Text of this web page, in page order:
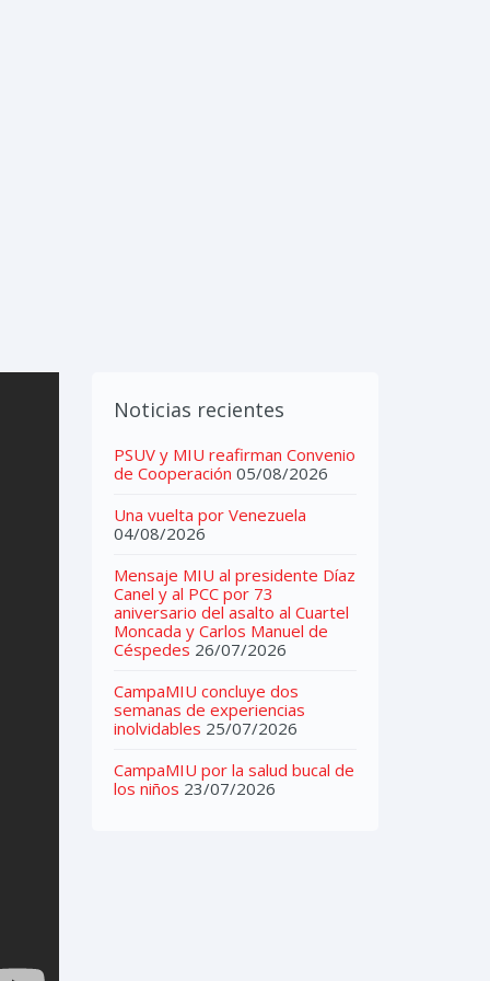
Noticias recientes
PSUV y MIU reafirman Convenio
de Cooperación 05/08/2026
Una vuelta por Venezuela
04/08/2026
Mensaje MIU al presidente Díaz
Canel y al PCC por 73
aniversario del asalto al Cuartel
Moncada y Carlos Manuel de
Céspedes 26/07/2026
CampaMIU concluye dos
semanas de experiencias
inolvidables 25/07/2026
CampaMIU por la salud bucal de
los niños 23/07/2026